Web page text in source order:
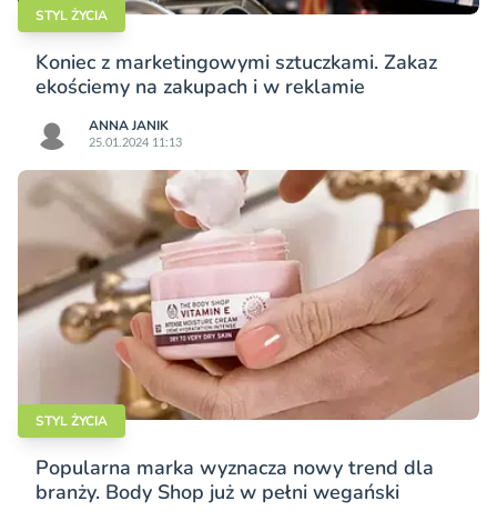
STYL ŻYCIA
Koniec z marketingowymi sztuczkami. Zakaz
ekościemy na zakupach i w reklamie
ANNA JANIK
25.01.2024 11:13
STYL ŻYCIA
Popularna marka wyznacza nowy trend dla
branży. Body Shop już w pełni wegański